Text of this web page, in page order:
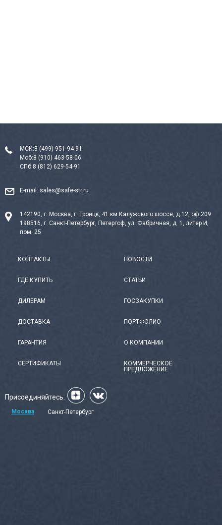
МСК:8 (499) 951-94-91
Моб:8 (910) 463-58-06
СПб:8 (812) 629-54-91
E-mail: sales@safe-str.ru
142190, г. Москва, г. Троицк, 41 км Калужского шоссе, д.12, оф.209
198516, г. Санкт-Петербург, Петергоф, ул. Фабричная, д. 1, литер И,
пом. 25
КОНТАКТЫ
ГДЕ КУПИТЬ
ДИЛЕРАМ
ДОСТАВКА
ГАРАНТИЯ
СЕРТИФИКАТЫ
НОВОСТИ
СТАТЬИ
ГОСЗАКУПКИ
ПОРТФОЛИО
О КОМПАНИИ
КОММЕРЧЕСКОЕ
ПРЕДЛОЖЕНИЕ
Присоединяйтесь:
Москва Санкт-Петербург